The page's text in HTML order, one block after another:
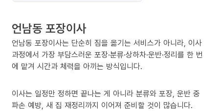
언남동 포장이사
언남동 포장이사는 단순히 짐을 옮기는 서비스가 아니라, 이사
과정에서 가장 부담스러운 포장·분류·상하차·운반·정리를 한 번
에 맡겨 시간과 체력을 아끼는 방식입니다.
이사는 일정만 정하면 끝나는 게 아니라 분류와 포장, 운반 중
파손 예방, 새 집 재정리까지 이어져 준비할 것이 많습니다.